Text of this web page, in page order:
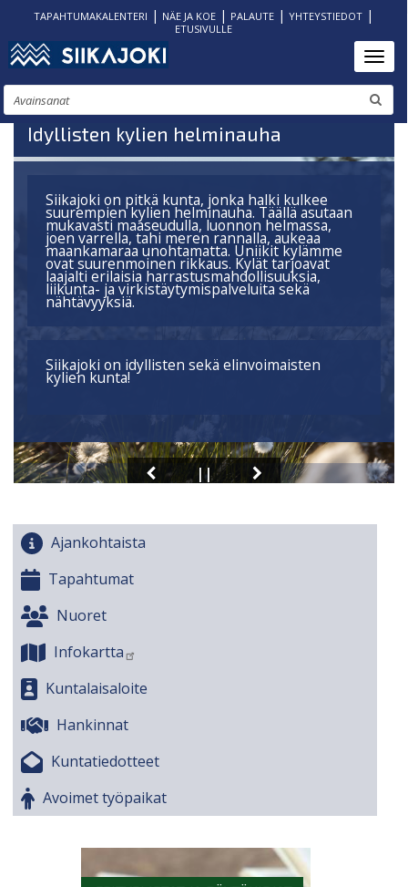
Hyppää
pääsisältöön
TAPAHTUMAKALENTERI | NÄE JA KOE| PALAUTE| YHTEYSTIEDOT|
ETUSIVULLE
Etsi
Idyllisten kylien helminauha
Siikajoki on pitkä kunta, jonka halki kulkee
suurempien kylien helminauha. Täällä asutaan
mukavasti maaseudulla, luonnon helmassa,
joen varrella, tahi meren rannalla, aukeaa
maankamaraa unohtamatta. Uniikit kylämme
ovat suurenmoinen rikkaus. Kylät tarjoavat
laajalti erilaisia harrastusmahdollisuuksia,
liikunta- ja virkistäytymispalveluita sekä
nähtävyyksiä.
Siikajoki on idyllisten sekä elinvoimaisten
kylien kunta!
Ajankohtaista
Tapahtumat
Nuoret
Infokartta
Kuntalaisaloite
Hankinnat
Kuntatiedotteet
Avoimet työpaikat